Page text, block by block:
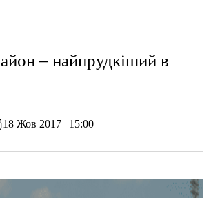
– найпрудкіший в
18 Жов 2017 | 15:00